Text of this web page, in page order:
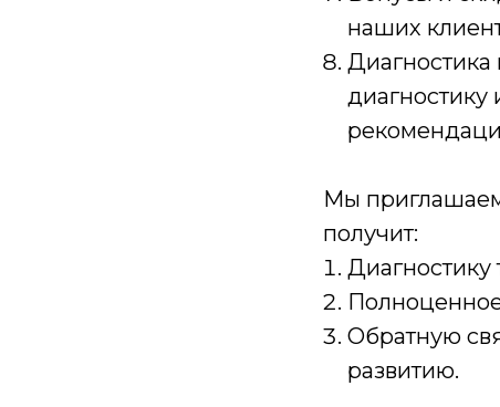
наших
диагностику
Мы
получит:
Диагностику
Обратную
развитию.